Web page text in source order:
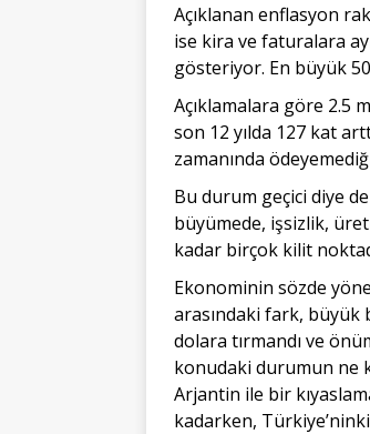
Açıklanan enflasyon
ise kira ve faturalara
gösteriyor. En büyük
Açıklamalara göre 2.5
son 12 yılda 127 kat
zamanında
Bu durum geçici diye
büyümede, işsizlik,
kadar birçok kilit
Ekonominin sözde
arasındaki fark, büyük
dolara tırmandı ve
konudaki durumun ne
Arjantin ile bir
kadarken,